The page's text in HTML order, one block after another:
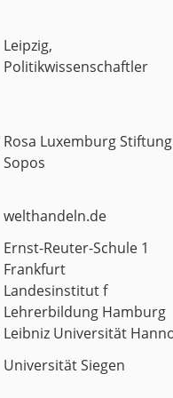
Leipzig,
Politikwissenschaftler
Rosa Luxemburg Stiftung
Sopos
welthandeln.de
Ernst-Reuter-Schule 1
Frankfurt
Landesinstitut f
Lehrerbildung Hamburg
Leibniz Universität
Universität Siegen